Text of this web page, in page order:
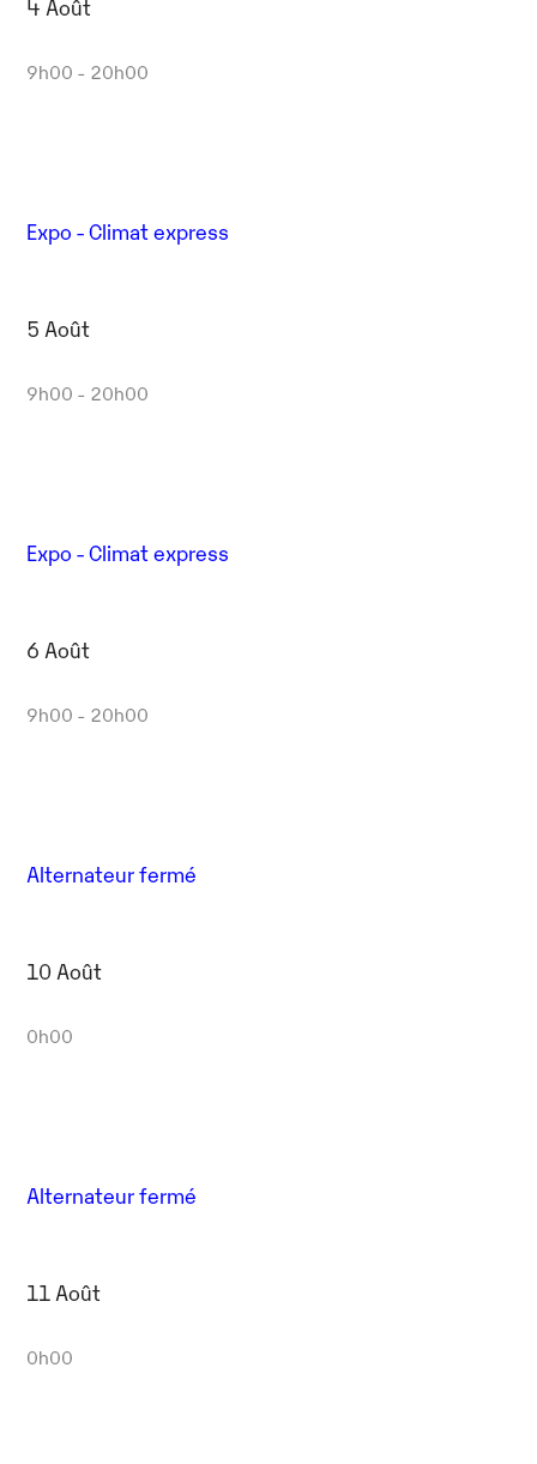
4 Août
9h00 - 20h00
Expo - Climat express
5 Août
9h00 - 20h00
Expo - Climat express
6 Août
9h00 - 20h00
Alternateur fermé
10 Août
0h00
Alternateur fermé
11 Août
0h00